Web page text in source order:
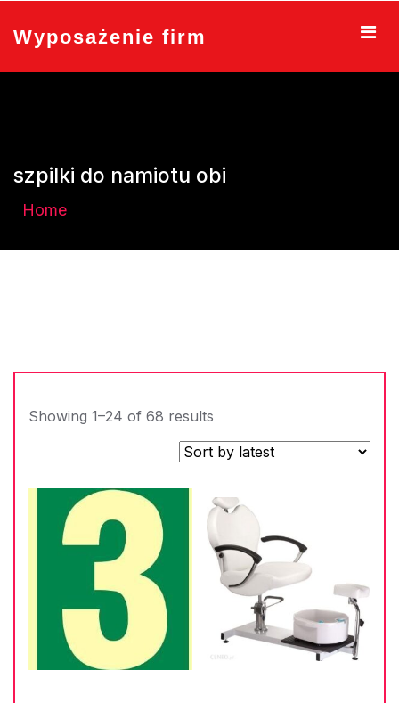
content
Wyposażenie firm
szpilki do namiotu obi
Home
Showing 1–24 of 68 results